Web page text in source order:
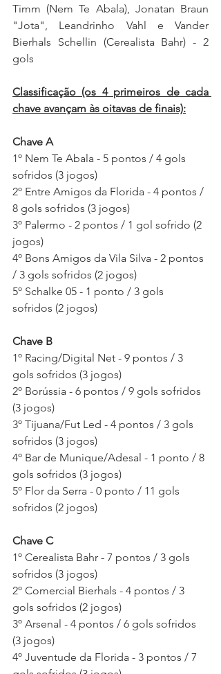
Timm (Nem Te Abala), Jonatan Braun
"Jota", Leandrinho Vahl e Vander
Bierhals Schellin (Cerealista Bahr) - 2
gols
Classificação (os 4 primeiros de cada
chave avançam às oitavas de finais):
Chave A
1º Nem Te Abala - 5 pontos / 4 gols
sofridos (3 jogos)
2º Entre Amigos da Florida - 4 pontos /
8 gols sofridos (3 jogos)
3º Palermo - 2 pontos / 1 gol sofrido (2
jogos)
4º Bons Amigos da Vila Silva - 2 pontos
/ 3 gols sofridos (2 jogos)
5º Schalke 05 - 1 ponto / 3 gols
sofridos (2 jogos)
Chave B
1º Racing/Digital Net - 9 pontos / 3
gols sofridos (3 jogos)
2º Borússia - 6 pontos / 9 gols sofridos
(3 jogos)
3º Tijuana/Fut Led - 4 pontos / 3 gols
sofridos (3 jogos)
4º Bar de Munique/Adesal - 1 ponto / 8
gols sofridos (3 jogos)
5º Flor da Serra - 0 ponto / 11 gols
sofridos (2 jogos)
Chave C
1º Cerealista Bahr - 7 pontos / 3 gols
sofridos (3 jogos)
2º Comercial Bierhals - 4 pontos / 3
gols sofridos (2 jogos)
3º Arsenal - 4 pontos / 6 gols sofridos
(3 jogos)
4º Juventude da Florida - 3 pontos / 7